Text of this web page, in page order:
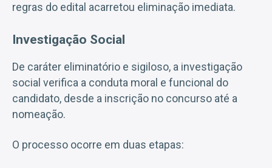
regras do edital acarretou eliminação imediata.
Investigação Social
De caráter eliminatório e sigiloso, a investigação
social verifica a conduta moral e funcional do
candidato, desde a inscrição no concurso até a
nomeação.
O processo ocorre em duas etapas: